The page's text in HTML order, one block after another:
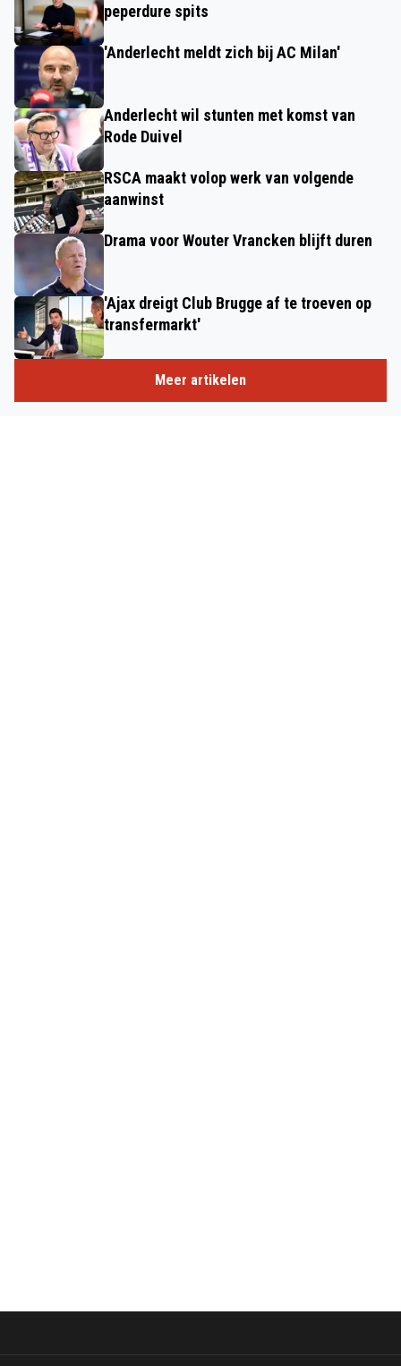
peperdure spits
'Anderlecht meldt zich bij AC Milan'
Anderlecht wil stunten met komst van
Rode Duivel
RSCA maakt volop werk van volgende
aanwinst
Drama voor Wouter Vrancken blijft duren
'Ajax dreigt Club Brugge af te troeven op
transfermarkt'
Meer artikelen